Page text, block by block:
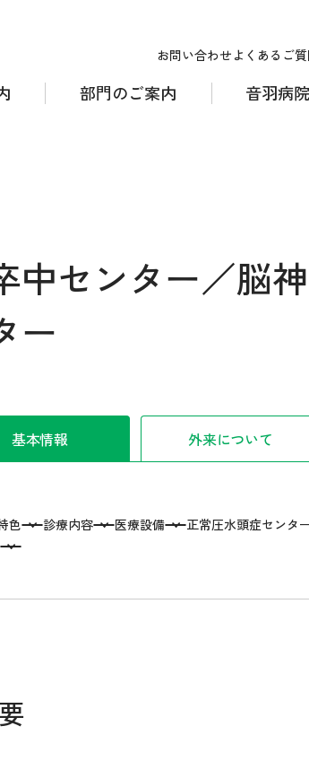
お問い合わせ よくあるご
部門のご案内 音羽病
中センター／脳
ー
基本情報 外来について
色 診療内容 医療設備 正常圧水頭症センタ